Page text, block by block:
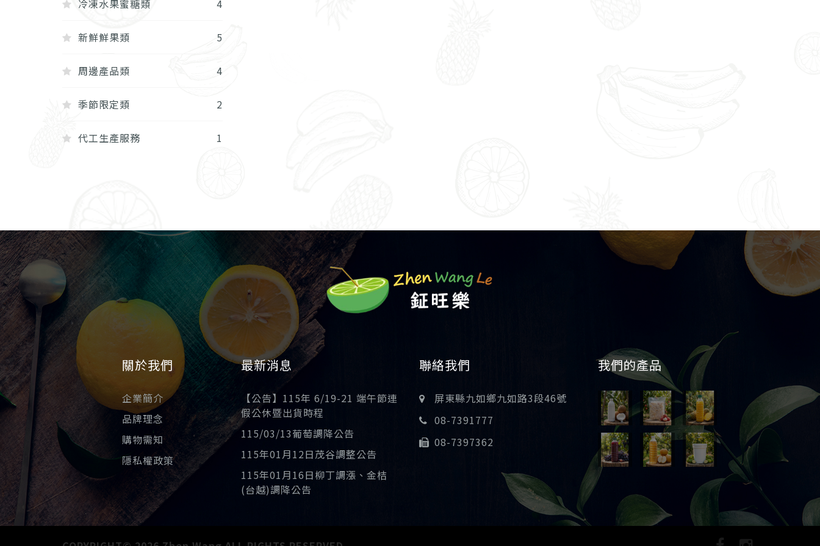
冷凍水果蜜糖類 4
新鮮鮮果類 5
周邊產品類 4
季節限定類 2
代工生產服務 1
關於我們
企業簡介
品牌理念
購物需知
隱私權政策
最新消息
【公告】115年 6/19-21 端午節連
假公休暨出貨時程
115/03/13葡萄調降公告
115年01月12日茂谷調整公告
115年01月16日柳丁調漲、金桔
(台越)調降公告
聯絡我們
屏東縣九如鄉九如路3段46號
08-7391777
08-7397362
我們的產品